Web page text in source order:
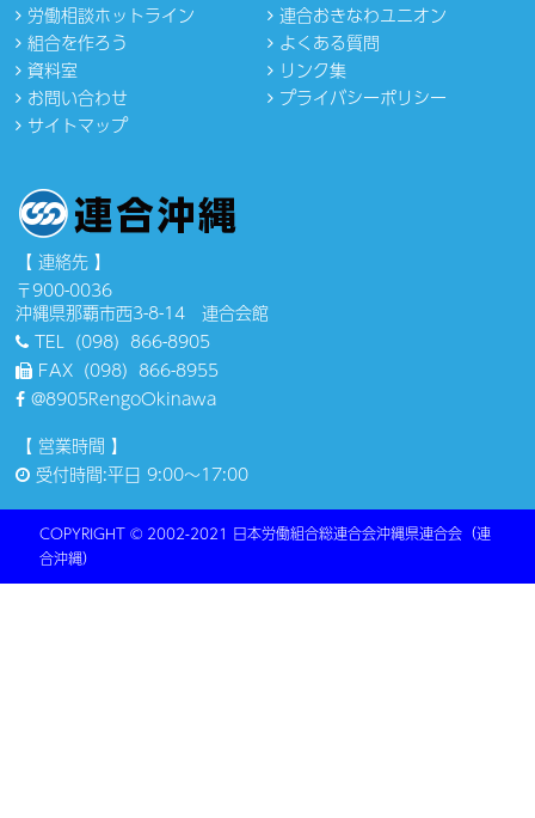
労働相談ホットライン
連合おきなわユニオン
組合を作ろう
よくある質問
資料室
リンク集
お問い合わせ
プライバシーポリシー
サイトマップ
【 連絡先 】
〒900-0036
沖縄県那覇市西3-8-14 連合会館
TEL（098）866-8905
FAX（098）866-8955
@8905RengoOkinawa
【 営業時間 】
受付時間:平日 9:00〜17:00
COPYRIGHT © 2002-2021 ⽇本労働組合総連合会沖縄県連合会（連
合沖縄）